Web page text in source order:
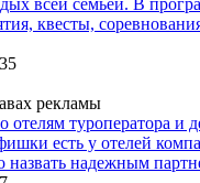
квесты,
рекламы
туроператора и
есть у отелей
надежным